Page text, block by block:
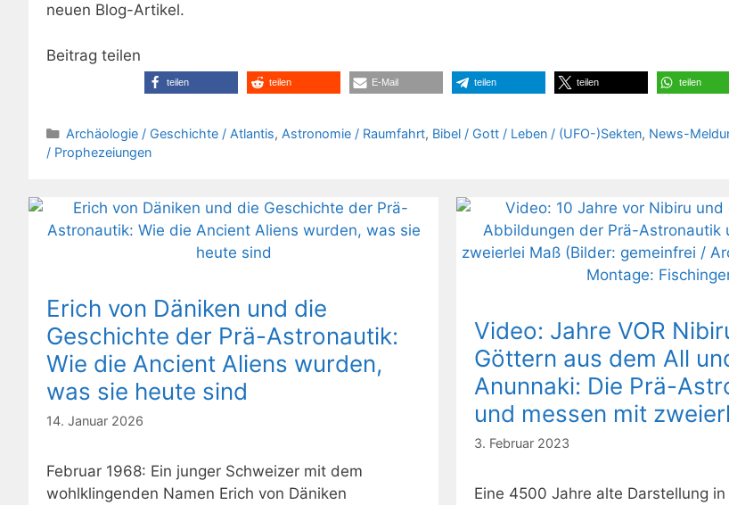
neuen Blog-Artikel.
Beitrag teilen
teilen teilen E-Mail teilen teilen teilen
Kategorien
Archäologie / Geschichte / Atlantis, Astronomie / Raumfahrt, Bibel / Gott / Leben / (UFO-)Sekten, News-
/ Prophezeiungen
Erich von Däniken und die
Geschichte der Prä-Astronautik:
Wie die Ancient Aliens wurden,
was sie heute sind
14. Januar 2026
Februar 1968: Ein junger Schweizer mit dem
wohlklingenden Namen Erich von Däniken
Video: Jahre VOR
Göttern aus dem All
Anunnaki: Die Prä-
und messen mit
3. Februar 2023
Eine 4500 Jahre alte Darstellung